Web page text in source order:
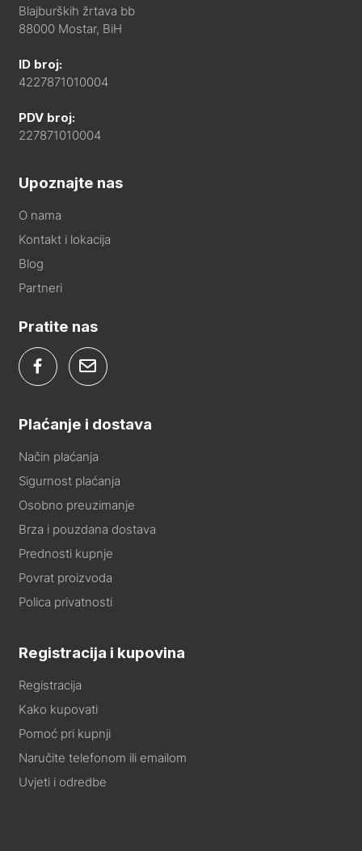
Blajburških žrtava bb
88000 Mostar, BiH
ID broj:
4227871010004
PDV broj:
227871010004
Upoznajte nas
O nama
Kontakt i lokacija
Blog
Partneri
Pratite nas
Plaćanje i dostava
Način plaćanja
Sigurnost plaćanja
Osobno preuzimanje
Brza i pouzdana dostava
Prednosti kupnje
Povrat proizvoda
Polica privatnosti
Registracija i kupovina
Registracija
Kako kupovati
Pomoć pri kupnji
Naručite telefonom ili emailom
Uvjeti i odredbe